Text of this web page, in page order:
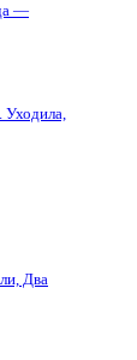
—
Уходила,
Два